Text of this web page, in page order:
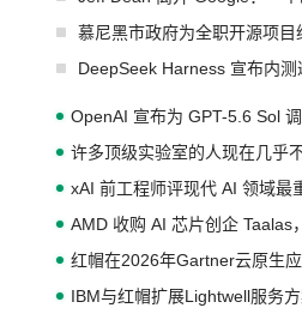
慕尼黑市政府为全职开源项目
DeepSeek Harness 宣布内
OpenAI 宣布为 GPT-5.6 Sol
许多顶级实验室的人现在几乎
xAI 前工程师评现代 AI 领域最
AMD 收购 AI 芯片创企 Taalas
红帽在2026年Gartner云原生
IBM与红帽扩展Lightwell服务